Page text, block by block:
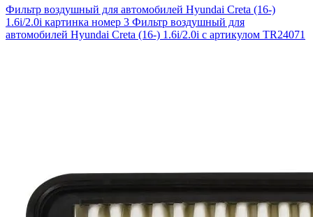
Фильтр воздушный для автомобилей Hyundai Creta (16-)
1.6i/2.0i картинка номер 3 Фильтр воздушный для
автомобилей Hyundai Creta (16-) 1.6i/2.0i с артикулом TR24071